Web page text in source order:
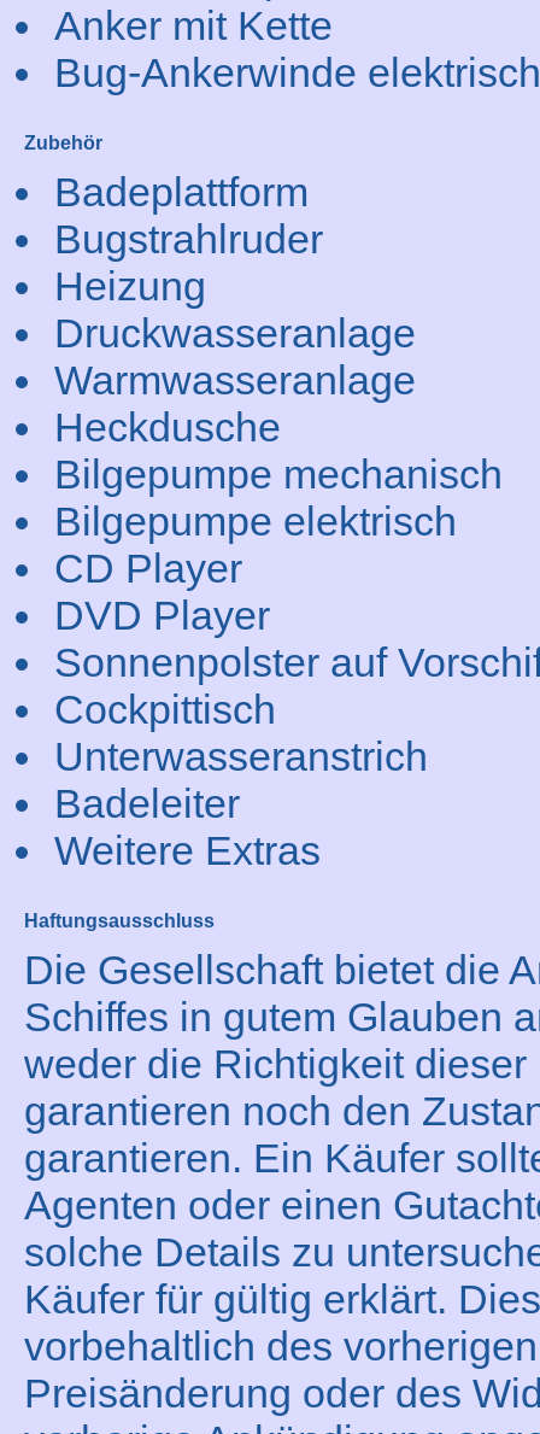
Anker mit Kette
Bug-Ankerwinde elektrisch
Zubehör
Badeplattform
Bugstrahlruder
Heizung
Druckwasseranlage
Warmwasseranlage
Heckdusche
Bilgepumpe mechanisch
Bilgepumpe elektrisch
CD Player
DVD Player
Sonnenpolster auf
Cockpittisch
Unterwasseranstrich
Badeleiter
Weitere Extras
Haftungsausschluss
Die Gesellschaft bietet die
Schiffes in gutem Glauben
weder die Richtigkeit dieser
garantieren noch den
garantieren. Ein Käufer
Agenten oder einen
solche Details zu
Käufer für gültig erklärt.
vorbehaltlich des
Preisänderung oder des